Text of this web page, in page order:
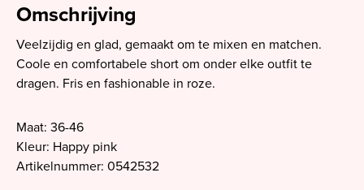
Omschrijving
Veelzijdig en glad, gemaakt om te mixen en matchen.
Coole en comfortabele short om onder elke outfit te
dragen. Fris en fashionable in roze.
Maat: 36-46
Kleur: Happy pink
Artikelnummer: 0542532